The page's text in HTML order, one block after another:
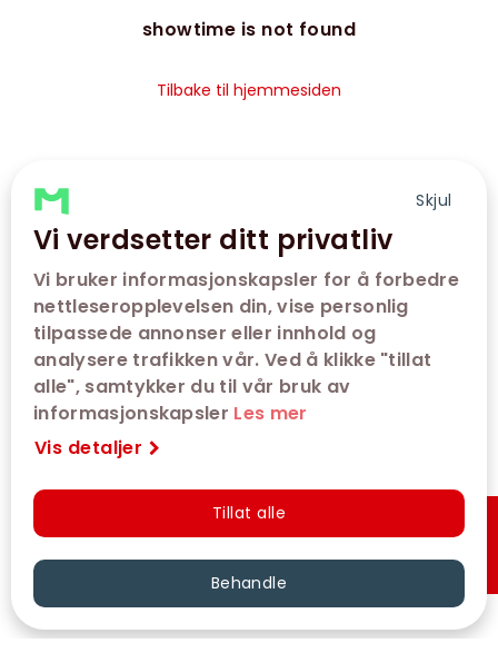
Skjul
Vi verdsetter ditt privatliv
Vi bruker informasjonskapsler for å forbedre
nettleseropplevelsen din, vise personlig
tilpassede annonser eller innhold og
analysere trafikken vår. Ved å klikke "tillat
alle", samtykker du til vår bruk av
informasjonskapsler Les mer
Vis detaljer
Tillat alle
Behandle
showtime is not found
Tilbake til hjemmesiden
Hurtigkjøp